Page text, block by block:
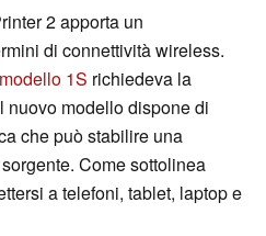
2 apporta un
di connettività wireless.
1S richiedeva la
nuovo modello dispone di
che può stabilire una
Come sottolinea
a telefoni, tablet, laptop e